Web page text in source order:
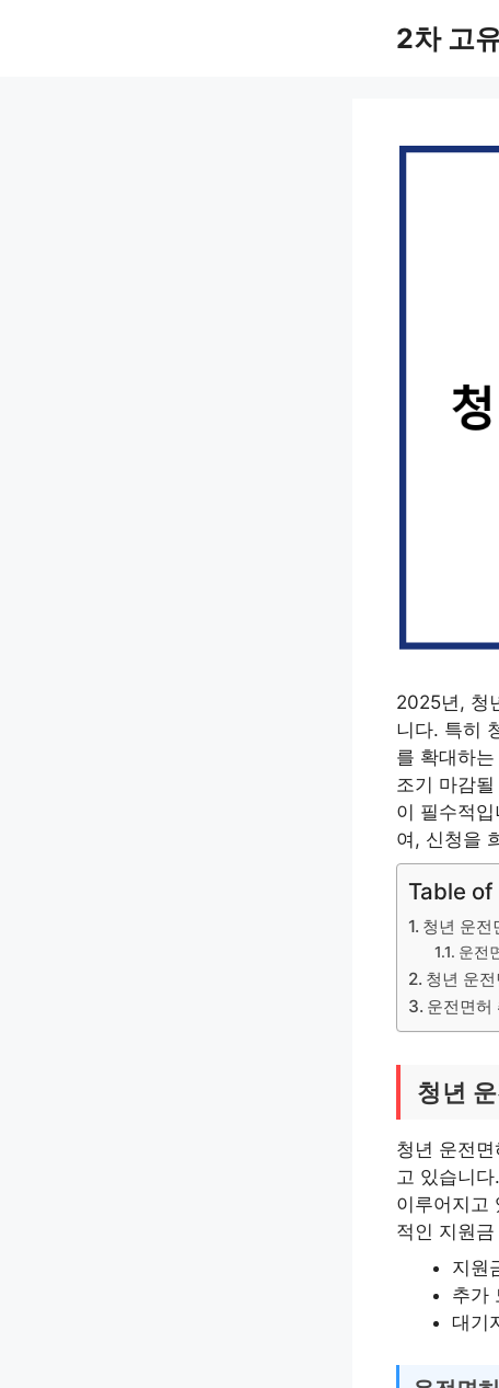
2차 고
2025년, 청
니다. 특히
를 확대하
조기 마감
이 필수적
여, 신청을
Table
청년 운전
운전
청년 운
운전면허
청년
청년 운전
고 있습니
이루어지고
적인 지원
지원
추가
대기